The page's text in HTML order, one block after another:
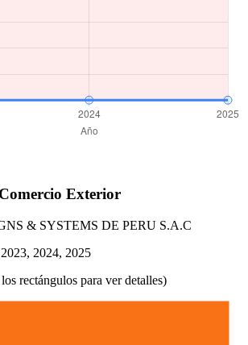
Exterior
& SYSTEMS DE PERU S.A.C
2024, 2025
rectángulos para ver detalles)